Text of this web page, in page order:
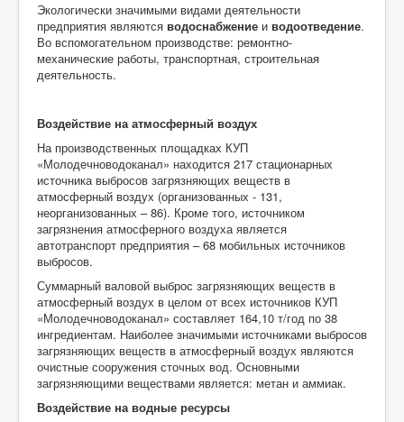
Экологически значимыми видами деятельности
предприятия являются водоснабжение и водоотведение.
Во вспомогательном производстве: ремонтно-
механические работы, транспортная, строительная
деятельность.
Воздействие на атмосферный воздух
На производствен­ных площадках КУП
«Молодечноводоканал» находится 217 стационарных
источника выбросов загрязняющих веществ в
атмосферный воздух (организованных - 131,
неорганизованных – 86). Кроме того, источником
загрязнения атмосферного воздуха является
автотранспорт предприятия – 68 мобильных источников
выбросов.
Суммарный валовой выброс загрязняющих веществ в
атмосферный воздух в целом от всех источников КУП
«Молодечноводоканал» составляет 164,10 т/год по 38
ингредиентам. Наиболее значимыми источниками выбросов
загрязняющих веществ в атмосферный воздух являются
очистные сооружения сточных вод. Основными
загрязняющими веществами является: метан и аммиак.
Воздействие на водные ресурсы